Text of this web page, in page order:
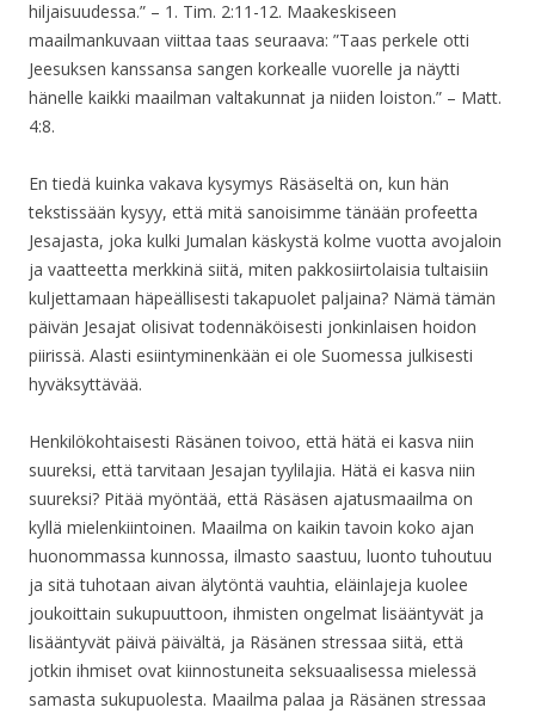
hiljaisuudessa.” – 1. Tim. 2:11-12. Maakeskiseen
maailmankuvaan viittaa taas seuraava: ”Taas perkele otti
Jeesuksen kanssansa sangen korkealle vuorelle ja näytti
hänelle kaikki maailman valtakunnat ja niiden loiston.” – Matt.
4:8.
En tiedä kuinka vakava kysymys Räsäseltä on, kun hän
tekstissään kysyy, että mitä sanoisimme tänään profeetta
Jesajasta, joka kulki Jumalan käskystä kolme vuotta avojaloin
ja vaatteetta merkkinä siitä, miten pakkosiirtolaisia tultaisiin
kuljettamaan häpeällisesti takapuolet paljaina? Nämä tämän
päivän Jesajat olisivat todennäköisesti jonkinlaisen hoidon
piirissä. Alasti esiintyminenkään ei ole Suomessa julkisesti
hyväksyttävää.
Henkilökohtaisesti Räsänen toivoo, että hätä ei kasva niin
suureksi, että tarvitaan Jesajan tyylilajia. Hätä ei kasva niin
suureksi? Pitää myöntää, että Räsäsen ajatusmaailma on
kyllä mielenkiintoinen. Maailma on kaikin tavoin koko ajan
huonommassa kunnossa, ilmasto saastuu, luonto tuhoutuu
ja sitä tuhotaan aivan älytöntä vauhtia, eläinlajeja kuolee
joukoittain sukupuuttoon, ihmisten ongelmat lisääntyvät ja
lisääntyvät päivä päivältä, ja Räsänen stressaa siitä, että
jotkin ihmiset ovat kiinnostuneita seksuaalisessa mielessä
samasta sukupuolesta. Maailma palaa ja Räsänen stressaa